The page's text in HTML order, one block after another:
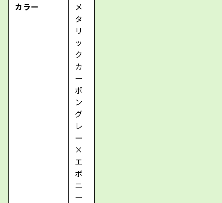
カラー
メ
タ
リ
ッ
ク
カ
ー
ボ
ン
グ
レ
ー
×
エ
ボ
ニ
ー